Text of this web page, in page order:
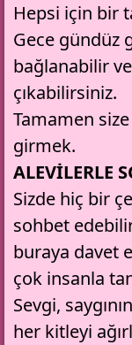
Hepsi için bir
Gece gündüz
bağlanabilir
çıkabilirsiniz.
Tamamen
girmek.
ALEVİLERLE
Sizde hiç bir
sohbet
buraya davet
çok insanla
Sevgi,
her kitleyi